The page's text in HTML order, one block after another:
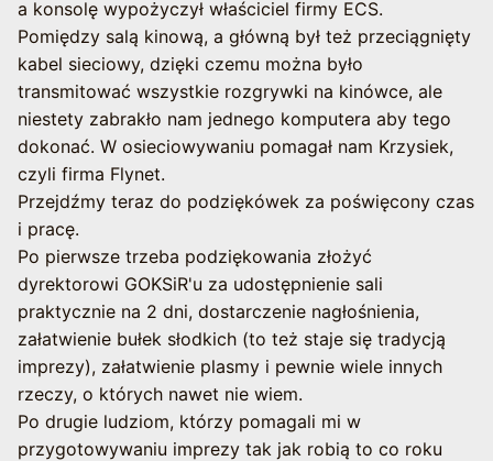
a konsolę wypożyczył właściciel firmy ECS.
Pomiędzy salą kinową, a główną był też przeciągnięty
kabel sieciowy, dzięki czemu można było
transmitować wszystkie rozgrywki na kinówce, ale
niestety zabrakło nam jednego komputera aby tego
dokonać. W osieciowywaniu pomagał nam Krzysiek,
czyli firma Flynet.
Przejdźmy teraz do podziękówek za poświęcony czas
i pracę.
Po pierwsze trzeba podziękowania złożyć
dyrektorowi GOKSiR'u za udostępnienie sali
praktycznie na 2 dni, dostarczenie nagłośnienia,
załatwienie bułek słodkich (to też staje się tradycją
imprezy), załatwienie plasmy i pewnie wiele innych
rzeczy, o których nawet nie wiem.
Po drugie ludziom, którzy pomagali mi w
przygotowywaniu imprezy tak jak robią to co roku